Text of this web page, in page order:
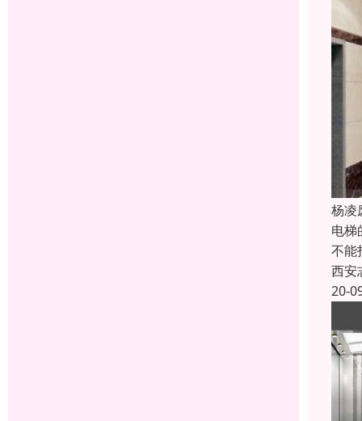
杨凌
电梯
不能
西安
20-